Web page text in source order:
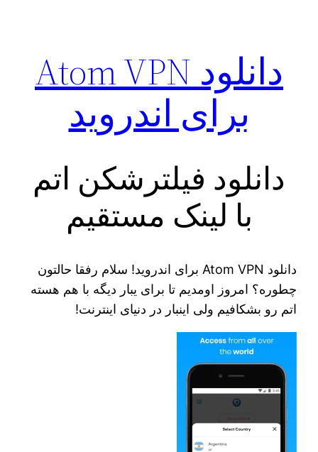
دانلود Atom VPN
برای اندروید
دانلود فیلترشکن اتم
با لینک مستقیم
دانلود Atom VPN برای اندروید! سلام رفقا حالتون
چطوره؟ امروز اومدیم تا برای یبار دیگه با هم هسته
اتم رو بشکافیم ولی اینبار در دنیای اینترنت!